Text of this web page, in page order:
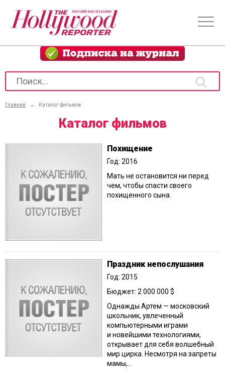
Главная → Каталог фильмов
Каталог фильмов
Похищение
Год: 2016
Мать не остановится ни перед
чем, чтобы спасти своего
похищенного сына.
Праздник непослушания
Год: 2015
Бюджет: 2 000 000 $
Однажды Артем — московский
школьник, увлеченный
компьютерными играми
и новейшими технологиями,
открывает для себя волшебный
мир цирка. Несмотря на запреты
мамы,...